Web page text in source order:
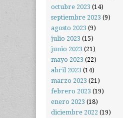
octubre 2023 (14)
septiembre 2023 (9)
agosto 2023 (9)
julio 2023 (15)
junio 2023 (21)
mayo 2023 (22)
abril 2023 (14)
marzo 2023 (21)
febrero 2023 (19)
enero 2023 (18)
diciembre 2022 (19)